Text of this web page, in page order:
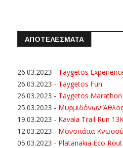
ΑΠΟΤΕΛΕΣΜΑΤΑ
26.03.2023 - Taygetos
26.03.2023 - Taygetos Fun
26.03.2023 - Taygetos Marathon
25.03.2023 - Μυρμιδόνων Άθλος
19.03.2023 - Kavala Trail Run
12.03.2023 - Μονοπάτια
05.03.2023 - Platanakia Eco